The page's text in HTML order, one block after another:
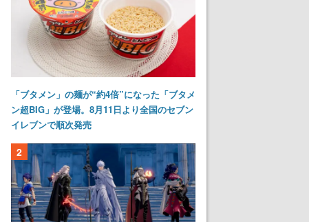
「ブタメン」の麺が“約4倍”になった「ブタメ
ン超BIG」が登場。8月11日より全国のセブン
イレブンで順次発売
2